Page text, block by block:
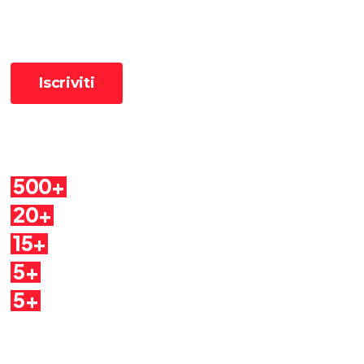
500+
20+
15+
5+
5+